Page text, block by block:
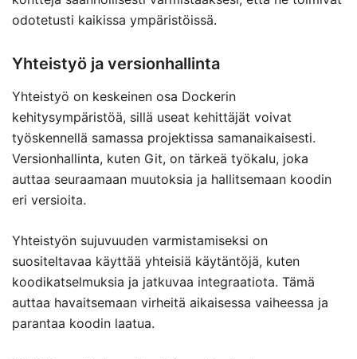
odotetusti kaikissa ympäristöissä.
Yhteistyö ja versionhallinta
Yhteistyö on keskeinen osa Dockerin
kehitysympäristöä, sillä useat kehittäjät voivat
työskennellä samassa projektissa samanaikaisesti.
Versionhallinta, kuten Git, on tärkeä työkalu, joka
auttaa seuraamaan muutoksia ja hallitsemaan koodin
eri versioita.
Yhteistyön sujuvuuden varmistamiseksi on
suositeltavaa käyttää yhteisiä käytäntöjä, kuten
koodikatselmuksia ja jatkuvaa integraatiota. Tämä
auttaa havaitsemaan virheitä aikaisessa vaiheessa ja
parantaa koodin laatua.